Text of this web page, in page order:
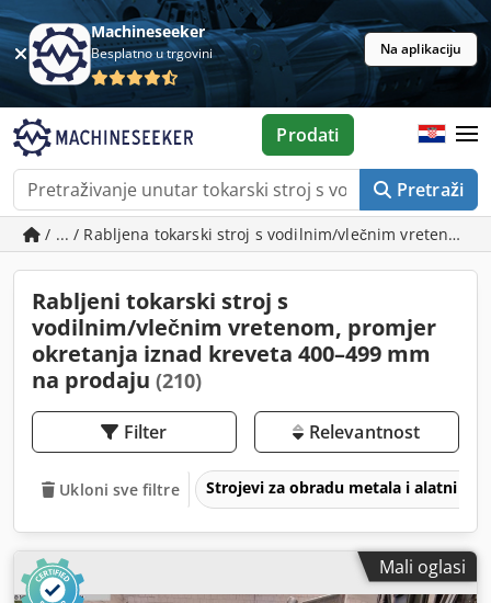
Machineseeker
Besplatno u trgovini Na aplikaciju
Pretraži
Prodati
/ ... / Rabljena tokarski stroj s vodilnim/vlečnim vretenom,
Rabljeni tokarski stroj s
vodilnim/vlečnim vretenom, promjer
okretanja iznad kreveta 400–499 mm
na prodaju (210)
Filter Relevantnost
Ukloni sve filtre Strojevi za obradu metala i alatni
Mali oglasi